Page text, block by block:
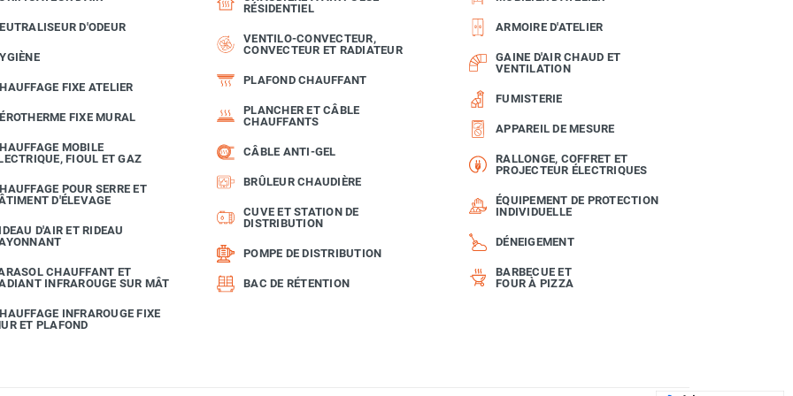
D'ODEUR
FIXE ATELIER
FIXE MURAL
MOBILE
FIOUL ET GAZ
POUR SERRE ET
D'ÉLEVAGE
D'AIR ET RIDEAU
CHAUFFANT ET
INFRAROUGE SUR MÂT
INFRAROUGE FIXE
ET PLAFOND
RÉSIDENTIEL
VENTILO-CONVECTEUR,
CONVECTEUR ET RADIATEUR
PLAFOND CHAUFFANT
PLANCHER ET CÂBLE
CHAUFFANTS
CÂBLE ANTI-GEL
BRÛLEUR CHAUDIÈRE
CUVE ET STATION DE
DISTRIBUTION
POMPE DE DISTRIBUTION
BAC DE RÉTENTION
ARMOIRE D'ATELIER
GAINE D'AIR CHAUD ET
VENTILATION
FUMISTERIE
APPAREIL DE MESURE
RALLONGE, COFFRET ET
PROJECTEUR ÉLECTRIQUES
ÉQUIPEMENT DE PROTECTION
INDIVIDUELLE
DÉNEIGEMENT
BARBECUE ET
FOUR À PIZZA